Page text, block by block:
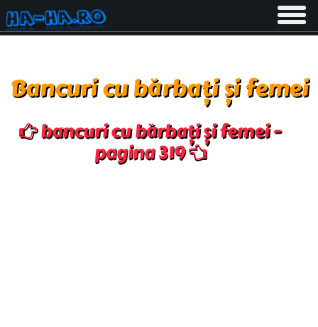
Toggle
Bancuri cu bărbați și femei
bancuri cu bărbați și femei -
pagina 319